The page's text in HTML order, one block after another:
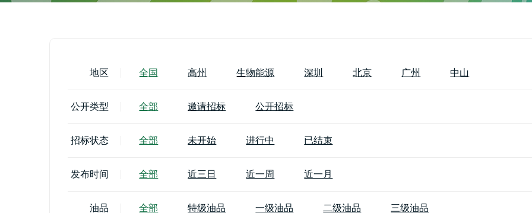
地区 全国 高州 生物能源 深圳 北京 广州 中山
公开类型 全部 邀请招标 公开招标
招标状态 全部 未开始 进行中 已结束
发布时间 全部 近三日 近一周 近一月
油品 全部 特级油品 一级油品 二级油品 三级油品